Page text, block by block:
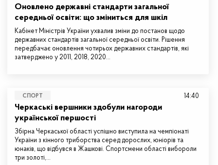
Оновлено державні стандарти загальної
середньої освіти: що зміниться для шкіл
Кабінет Міністрів України ухвалив зміни до постанов щодо
державних стандартів загальної середньої освіти. Рішення
передбачає оновлення чотирьох державних стандартів, які
затверджено у 2011, 2018, 2020…
СПОРТ
Черкаські вершники здобули нагороди
української першості
Збірна Черкаської області успішно виступила на чемпіонаті
України з кінного триборства серед дорослих, юніорів та
юнаків, що відбувся в Жашкові. Спортсмени області вибороли
три золоті,…
14:40